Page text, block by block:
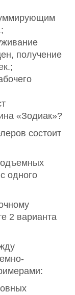
получение
«Зодиак»?
состоит
одного
2 варианта